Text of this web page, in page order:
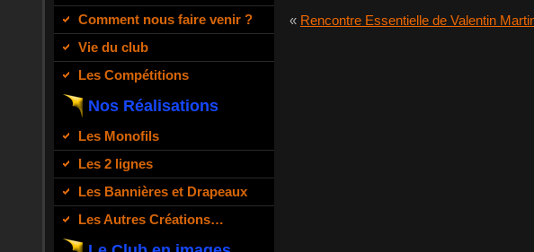
Comment nous faire venir ?
Vie du club
Les Compétitions
Nos Réalisations
Les Monofils
Les 2 lignes
Les Bannières et Drapeaux
Les Autres Créations…
« Rencontre Essentielle de Valentin